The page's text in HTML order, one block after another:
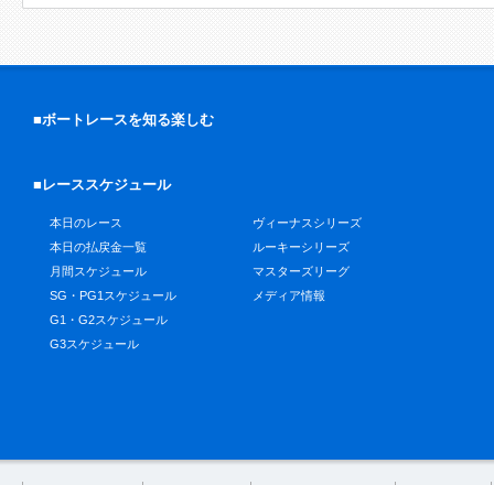
■ボートレースを知る楽しむ
■レーススケジュール
本日のレース
本日の払戻金一覧
月間スケジュール
SG・PG1スケジュール
G1・G2スケジュール
G3スケジュール
ヴィーナスシリーズ
ルーキーシリーズ
マスターズリーグ
メディア情報